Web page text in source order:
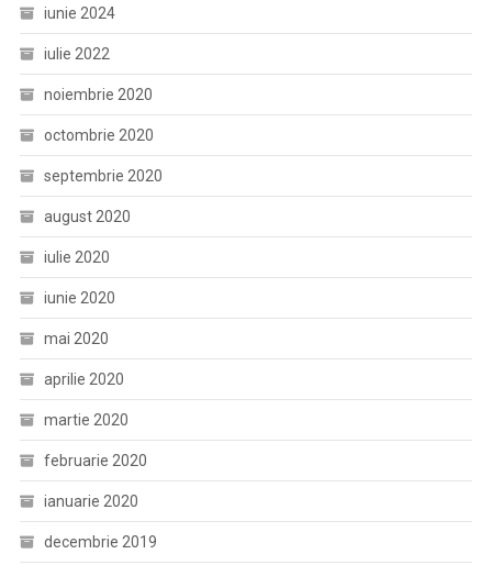
iunie 2024
iulie 2022
noiembrie 2020
octombrie 2020
septembrie 2020
august 2020
iulie 2020
iunie 2020
mai 2020
aprilie 2020
martie 2020
februarie 2020
ianuarie 2020
decembrie 2019